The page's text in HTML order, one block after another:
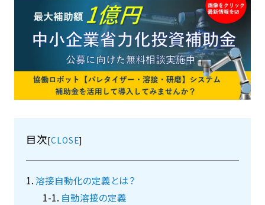
目次[ ]
溶接自動化の定義とは？
自動溶接の定義